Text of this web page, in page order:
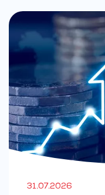
31.07.2026